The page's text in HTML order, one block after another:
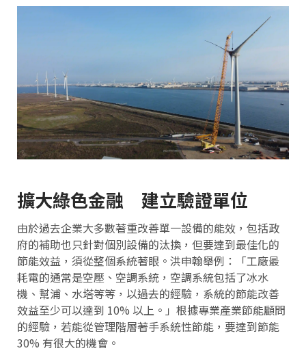
擴大綠色金融 建立驗證單位
由於過去企業大多數著重改善單一設備的能效，包括政
府的補助也只針對個別設備的汰換，但要達到最佳化的
節能效益，須從整個系統著眼。洪申翰舉例：「工廠最
耗電的通常是空壓、空調系統，空調系統包括了冰水
機、幫浦、水塔等等，以過去的經驗，系統的節能改善
效益至少可以達到 10% 以上。」根據專業產業節能顧問
的經驗，若能從管理階層著手系統性節能，要達到節能
30% 有很大的機會。